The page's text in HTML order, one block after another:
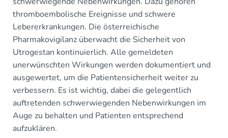
thromboembolische Ereignisse und schwere
Lebererkrankungen. Die österreichische
Pharmakovigilanz überwacht die Sicherheit von
Utrogestan kontinuierlich. Alle gemeldeten
unerwünschten Wirkungen werden dokumentiert und
ausgewertet, um die Patientensicherheit weiter zu
verbessern. Es ist wichtig, dabei die gelegentlich
auftretenden schwerwiegenden Nebenwirkungen im
Auge zu behalten und Patienten entsprechend
aufzuklären.